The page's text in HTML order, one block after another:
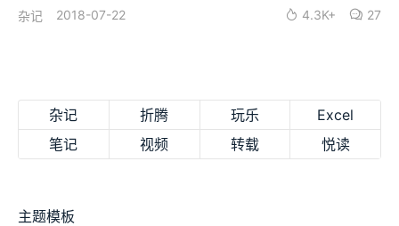
杂记 2018-07-22 4.3K+ 27
杂记 折腾 玩乐
Excel
笔记
视频 转载 悦读
主题模板